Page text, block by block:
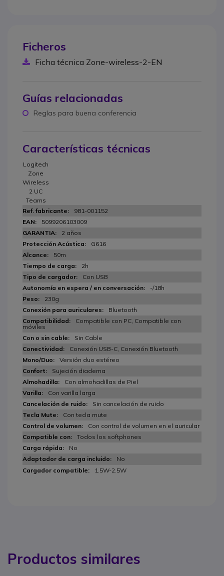
Ficheros
Ficha técnica Zone-wireless-2-EN
Guías relacionadas
Reglas para buena conferencia
Características técnicas
Logitech
Zone
Wireless
2 UC
Teams
981-001152
5099206103009
2 años
G616
50m
2h
Con USB
-/18h
230g
Bluetooth
Compatible con PC, Compatible con
móviles
Sin Cable
Conexión USB-C, Conexión Bluetooth
Versión duo estéreo
Sujeción diadema
Con almohadillas de Piel
Con varilla larga
Sin cancelación de ruido
Con tecla mute
Con control de volumen en el auricular
Todos los softphones
No
No
1.5W-2.5W
Productos similares